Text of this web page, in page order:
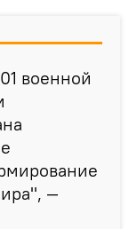
военной
—